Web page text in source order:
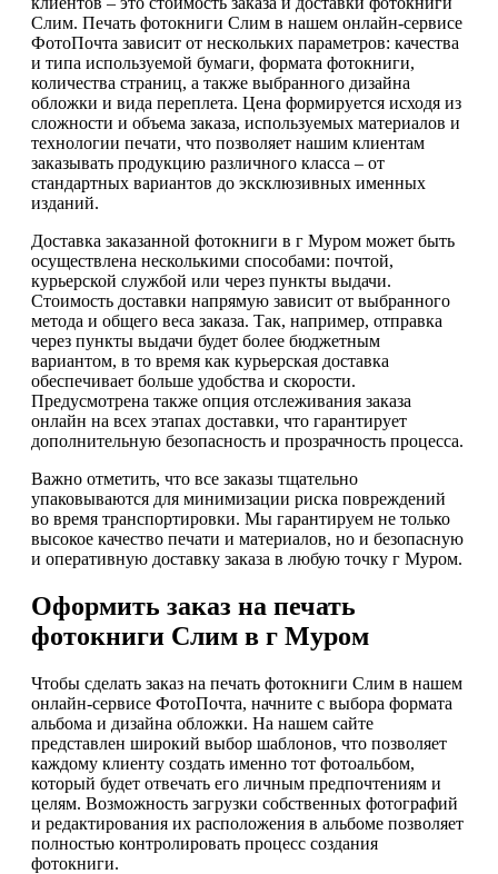
Слим. Печать фотокниги Слим в нашем онлайн-сервисе
ФотоПочта зависит от нескольких параметров: качества
и типа используемой бумаги, формата фотокниги,
количества страниц, а также выбранного дизайна
обложки и вида переплета. Цена формируется исходя из
сложности и объема заказа, используемых материалов и
технологии печати, что позволяет нашим клиентам
заказывать продукцию различного класса – от
стандартных вариантов до эксклюзивных именных
изданий.
Доставка заказанной фотокниги в г Муром может быть
осуществлена несколькими способами: почтой,
курьерской службой или через пункты выдачи.
Стоимость доставки напрямую зависит от выбранного
метода и общего веса заказа. Так, например, отправка
через пункты выдачи будет более бюджетным
вариантом, в то время как курьерская доставка
обеспечивает больше удобства и скорости.
Предусмотрена также опция отслеживания заказа
онлайн на всех этапах доставки, что гарантирует
дополнительную безопасность и прозрачность процесса.
Важно отметить, что все заказы тщательно
упаковываются для минимизации риска повреждений
во время транспортировки. Мы гарантируем не только
высокое качество печати и материалов, но и безопасную
и оперативную доставку заказа в любую точку г Муром.
Оформить заказ на печать
фотокниги Слим в г Муром
Чтобы сделать заказ на печать фотокниги Слим в нашем
онлайн-сервисе ФотоПочта, начните с выбора формата
альбома и дизайна обложки. На нашем сайте
представлен широкий выбор шаблонов, что позволяет
каждому клиенту создать именно тот фотоальбом,
который будет отвечать его личным предпочтениям и
целям. Возможность загрузки собственных фотографий
и редактирования их расположения в альбоме позволяет
полностью контролировать процесс создания
фотокниги.